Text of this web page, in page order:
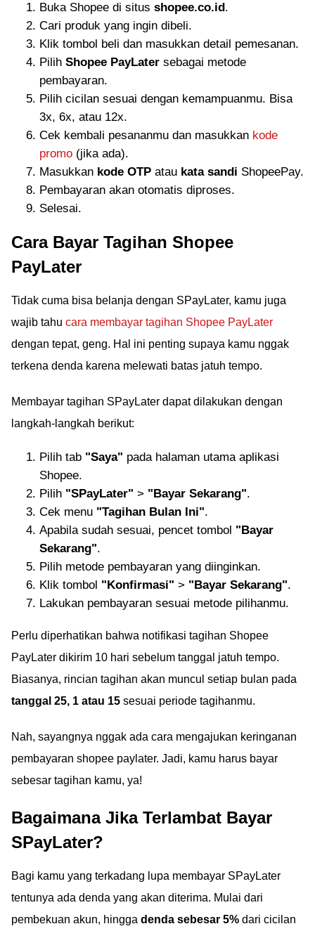
Buka Shopee di situs shopee.co.id.
Cari produk yang ingin dibeli.
Klik tombol beli dan masukkan detail pemesanan.
Pilih Shopee PayLater sebagai metode
pembayaran.
Pilih cicilan sesuai dengan kemampuanmu. Bisa
3x, 6x, atau 12x.
Cek kembali pesananmu dan masukkan kode
promo (jika ada).
Masukkan kode OTP atau kata sandi ShopeePay.
Pembayaran akan otomatis diproses.
Selesai.
Cara Bayar Tagihan Shopee
PayLater
Tidak cuma bisa belanja dengan SPayLater, kamu juga
wajib tahu cara membayar tagihan Shopee PayLater
dengan tepat, geng. Hal ini penting supaya kamu nggak
terkena denda karena melewati batas jatuh tempo.
Membayar tagihan SPayLater dapat dilakukan dengan
langkah-langkah berikut:
Pilih tab "Saya" pada halaman utama aplikasi
Shopee.
Pilih "SPayLater" > "Bayar Sekarang".
Cek menu "Tagihan Bulan Ini".
Apabila sudah sesuai, pencet tombol "Bayar
Sekarang".
Pilih metode pembayaran yang diinginkan.
Klik tombol "Konfirmasi" > "Bayar Sekarang".
Lakukan pembayaran sesuai metode pilihanmu.
Perlu diperhatikan bahwa notifikasi tagihan Shopee
PayLater dikirim 10 hari sebelum tanggal jatuh tempo.
Biasanya, rincian tagihan akan muncul setiap bulan pada
tanggal 25, 1 atau 15 sesuai periode tagihanmu.
Nah, sayangnya nggak ada cara mengajukan keringanan
pembayaran shopee paylater. Jadi, kamu harus bayar
sebesar tagihan kamu, ya!
Bagaimana Jika Terlambat Bayar
SPayLater?
Bagi kamu yang terkadang lupa membayar SPayLater
tentunya ada denda yang akan diterima. Mulai dari
pembekuan akun, hingga denda sebesar 5% dari cicilan